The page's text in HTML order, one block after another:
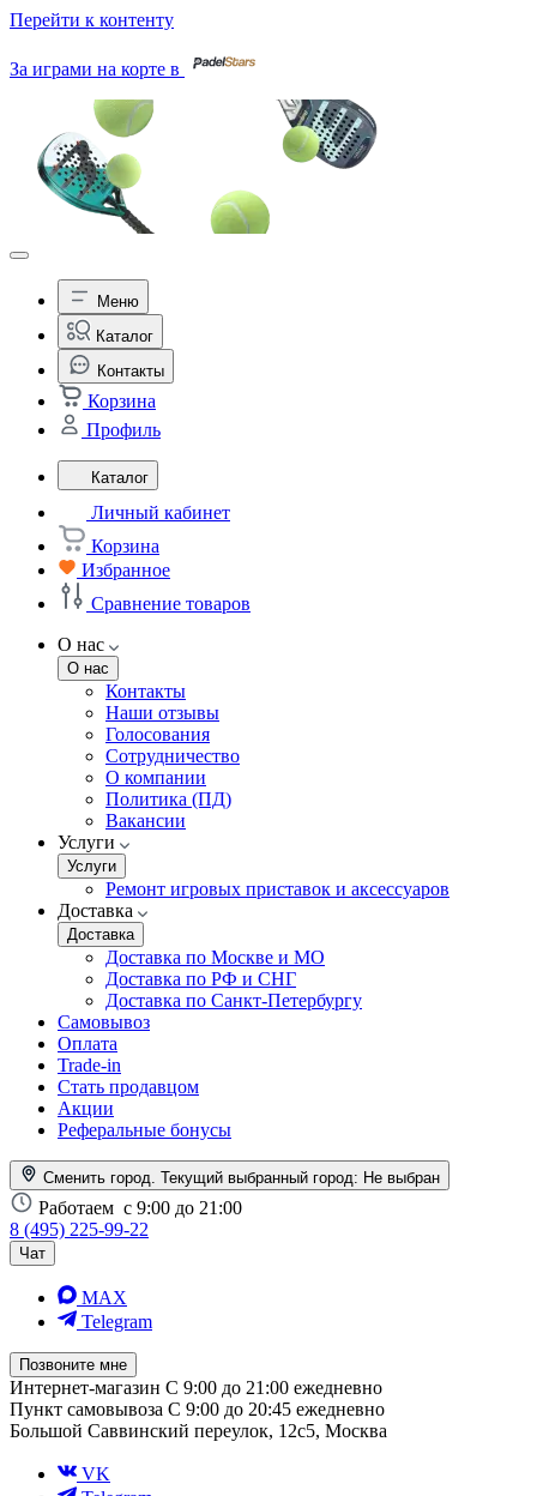
Перейти к контенту
За играми на корте в
Меню
Каталог
Контакты
Корзина
Профиль
Каталог
Личный кабинет
Корзина
Избранное
Сравнение товаров
О нас
О нас
Контакты
Наши отзывы
Голосования
Сотрудничество
О компании
Политика (ПД)
Вакансии
Услуги
Услуги
Ремонт игровых приставок и аксессуаров
Доставка
Доставка
Доставка по Москве и МО
Доставка по РФ и СНГ
Доставка по Санкт-Петербургу
Самовывоз
Оплата
Trade-in
Стать продавцом
Акции
Реферальные бонусы
Сменить город. Текущий выбранный город: Не выбран
Работаем с 9:00 до 21:00
8 (495) 225-99-22
Чат
MAX
Telegram
Позвоните мне
Интернет-магазин С 9:00 до 21:00 ежедневно
Пункт самовывоза С 9:00 до 20:45 ежедневно
Большой Саввинский переулок, 12с5, Москва
VK